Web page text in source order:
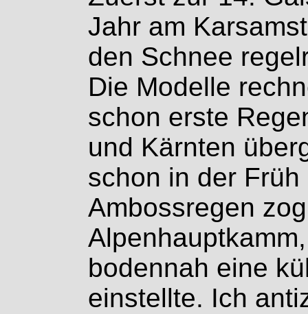
Jahr am
den Schnee
Die Modelle
schon erste
und Kärnten
schon in der
Ambossregen
bodennah eine
einstellte. Ich